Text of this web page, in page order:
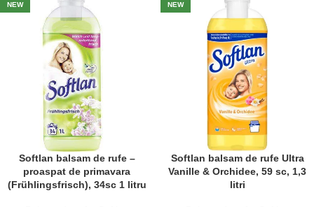
NEW
Softlan balsam de rufe –
proaspat de primavara
(Frühlingsfrisch), 34sc 1 litru
NEW
Softlan balsam de rufe Ultra
Vanille & Orchidee, 59 sc, 1,3
litri